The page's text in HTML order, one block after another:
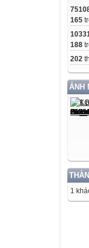
165
188
202
ẢNH
1